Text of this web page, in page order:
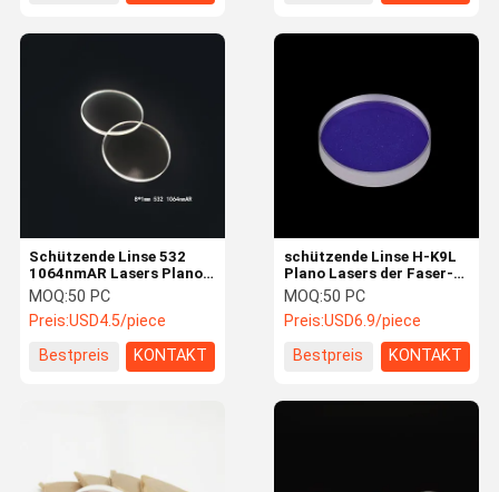
Optische Linse Lasers
Fokussierungslinse Lasers
Laser-Expander-Linse
Lasersicherheitsschutzbrillen
schützende Linse H-K9L
Plano Lasers der Faser-
1064nmAR zweischichtig
MOQ:50 PC
Preis:USD6.9/piece
Bestpreis
KONTAKT
Schützende Linse 532
1064nmAR Lasers Plano-
8*1mm für
Schönheitsmaschine
MOQ:50 PC
Preis:USD4.5/piece
Bestpreis
KONTAKT